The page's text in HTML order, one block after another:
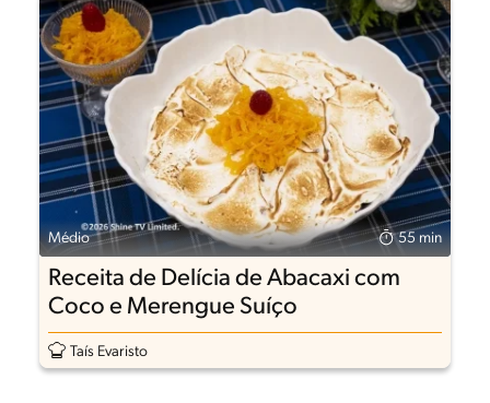
Médio 55 min
Receita de Delícia de Abacaxi com
Coco e Merengue Suíço
Taís Evaristo